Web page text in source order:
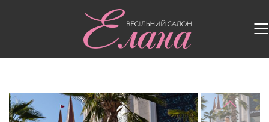
Весільні сукні/